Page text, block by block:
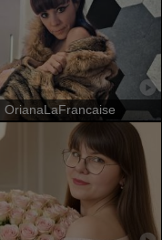
OrianaLaFrancaise